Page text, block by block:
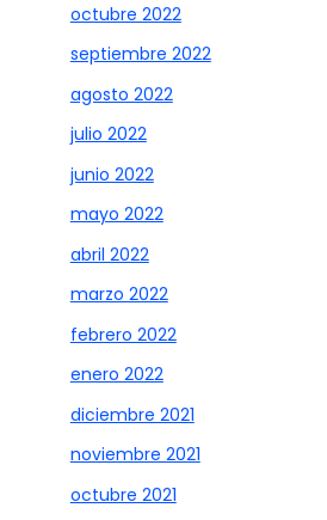
octubre 2022
septiembre 2022
agosto 2022
julio 2022
junio 2022
mayo 2022
abril 2022
marzo 2022
febrero 2022
enero 2022
diciembre 2021
noviembre 2021
octubre 2021